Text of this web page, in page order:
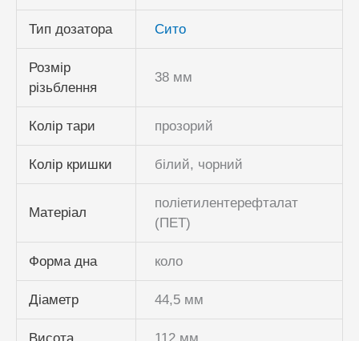
Тип дозатора Сито
Розмір
різьблення
38 мм
Колір тари прозорий
Колір кришки білий, чорний
Матеріал
поліетилентерефталат
(ПЕТ)
Форма дна коло
Діаметр 44,5 мм